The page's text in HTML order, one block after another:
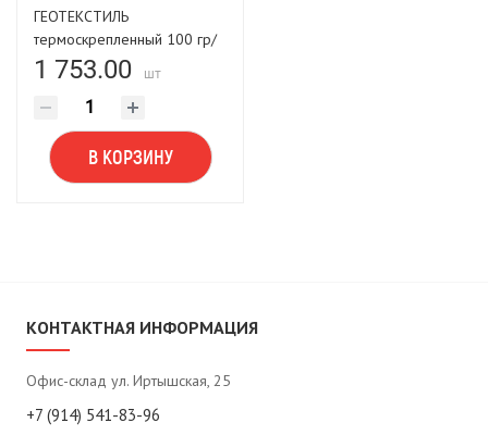
ГЕОТЕКСТИЛЬ
термоскрепленный 100 гр/
м², 25 х1,6м (40м²)
1 753.00 шт
В КОРЗИНУ
КОНТАКТНАЯ ИНФОРМАЦИЯ
Офис-склад ул. Иртышская, 25
+7 (914) 541-83-96